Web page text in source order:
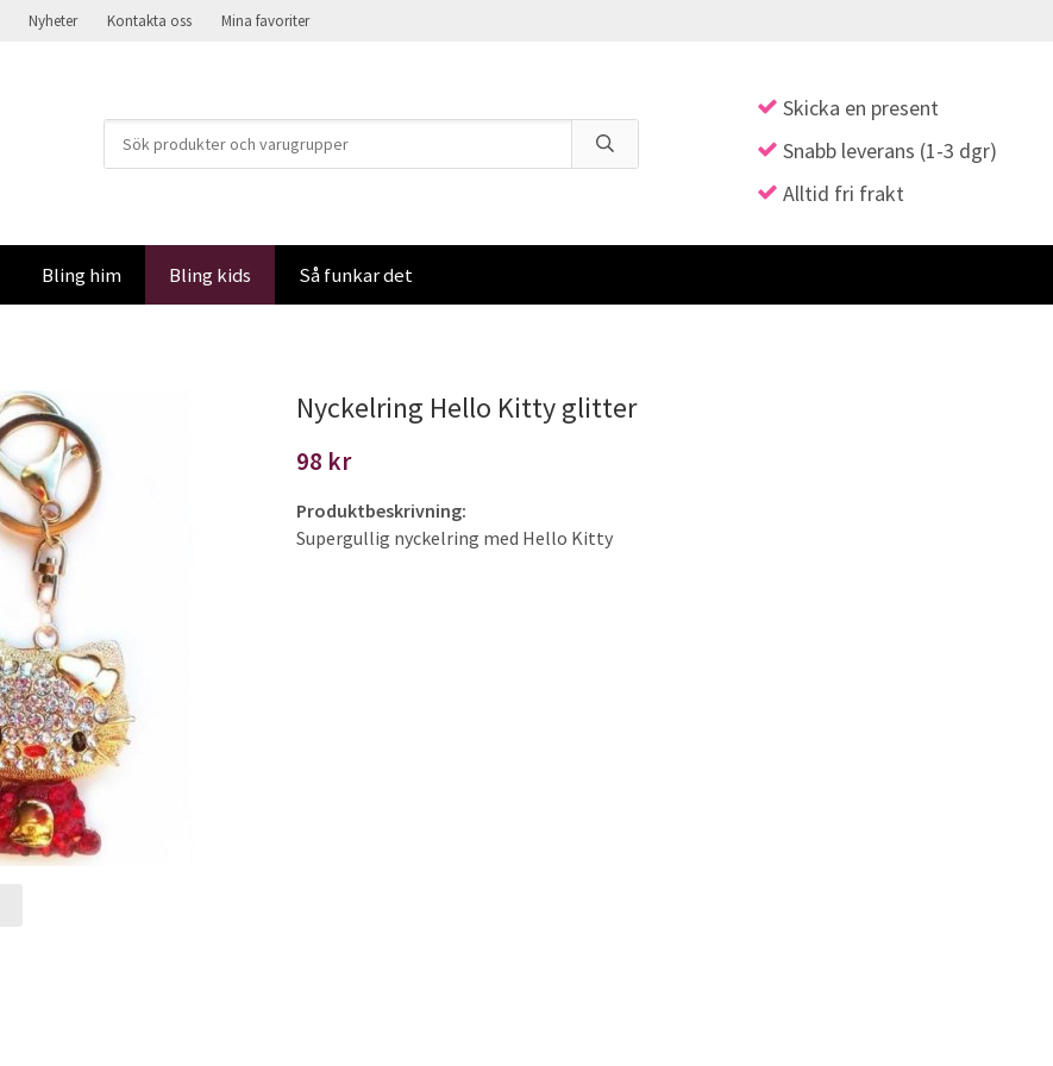
Nyheter Kontakta oss Mina favoriter
Skicka en present
Snabb leverans (1-3 dgr)
Alltid fri frakt
Bling him Bling kids Så funkar det
Nyckelring Hello Kitty glitter
98 kr
Produktbeskrivning:
Supergullig nyckelring med Hello Kitty